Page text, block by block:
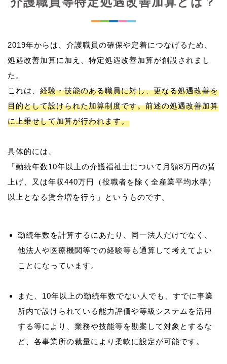
2019年からは、介護職員の確保や定着につなげるため、
処遇改善加算に加え、特定処遇改善加算が創設されまし
た。
これは、 経験・技能のある職員に対し、更なる処遇改善を
目的として設けられた加算制度です。前述の処遇改善加算
に上乗せして加算が行われます。
具体的には、
「勤続年数10年以上の介護福祉士について月額8万円の賃
上げ、又は年収440万円（役職者を除く全産業平均水準）
勤続年数を計算するにあたり、同一法人だけでなく、
他法人や医療機関等での経験等も通算して考えてよい
ことになっています。
また、10年以上の勤続年数でない人でも、すでに事業
所内で設けられている能力評価や等級システムを活用
する等により、業務や技能等を勘案して対象とするな
ど、各事業所の裁量により柔軟に設定が可能です。